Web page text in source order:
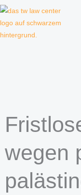
Zum
wegen